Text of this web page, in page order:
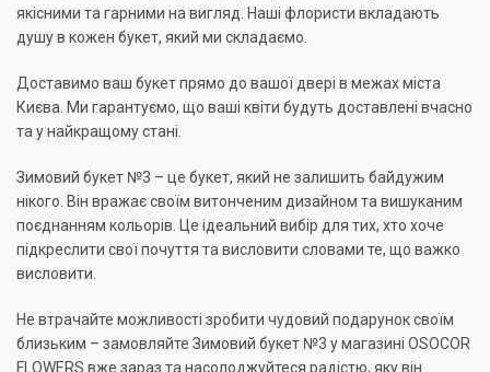
якісними та гарними на вигляд. Наші флористи вкладають
душу в кожен букет, який ми складаємо.
Доставимо ваш букет прямо до вашої двері в межах міста
Києва. Ми гарантуємо, що ваші квіти будуть доставлені вчасно
та у найкращому стані.
Зимовий букет №3 – це букет, який не залишить байдужим
нікого. Він вражає своїм витонченим дизайном та вишуканим
поєднанням кольорів. Це ідеальний вибір для тих, хто хоче
підкреслити свої почуття та висловити словами те, що важко
висловити.
Не втрачайте можливості зробити чудовий подарунок своїм
близьким – замовляйте Зимовий букет №3 у магазині OSOCOR
FLOWERS вже зараз та насолоджуйтеся радістю, яку він